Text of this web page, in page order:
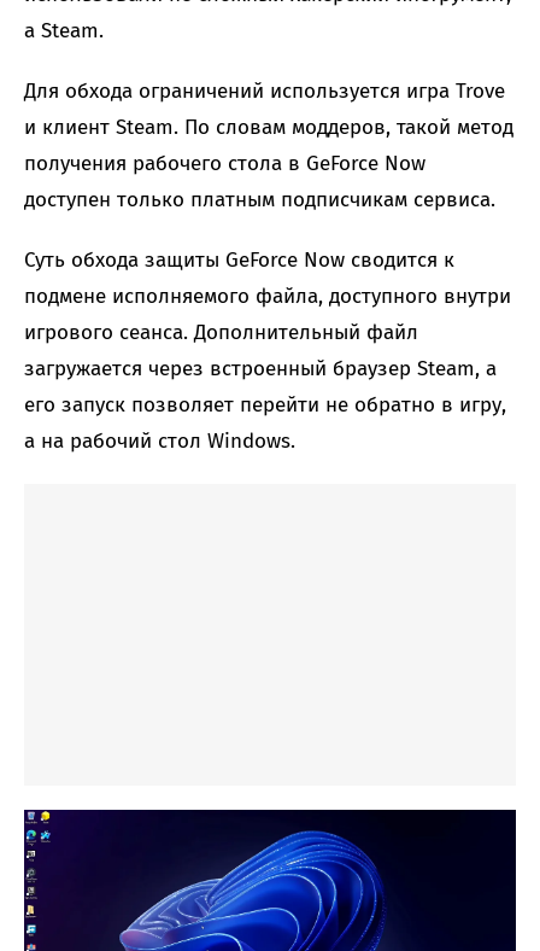
а Steam.
Для обхода ограничений используется игра Trove
и клиент Steam. По словам моддеров, такой метод
получения рабочего стола в GeForce Now
доступен только платным подписчикам сервиса.
Суть обхода защиты GeForce Now сводится к
подмене исполняемого файла, доступного внутри
игрового сеанса. Дополнительный файл
загружается через встроенный браузер Steam, а
его запуск позволяет перейти не обратно в игру,
а на рабочий стол Windows.